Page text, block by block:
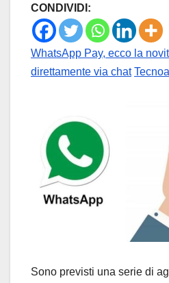
CONDIVIDI:
WhatsApp Pay, ecco la
direttamente via chat
Sono previsti una serie di